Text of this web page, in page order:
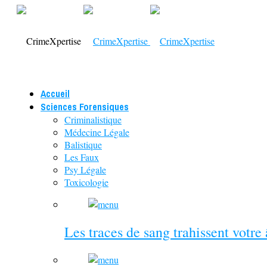
Accueil
Sciences Forensiques
Criminalistique
Médecine Légale
Balistique
Les Faux
Psy Légale
Toxicologie
Les traces de sang trahissent votre